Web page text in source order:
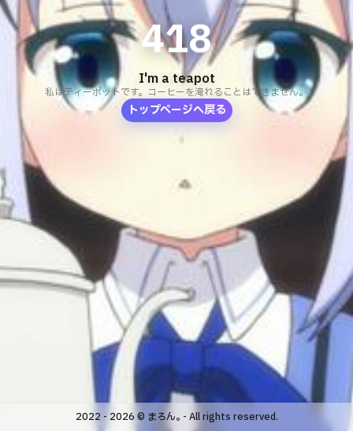
418
I'm a teapot
私はティーポットです。コーヒーを淹れることはできません。
トップページへ戻る
2022 - 2026 © まろん｡ - All rights reserved.